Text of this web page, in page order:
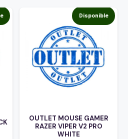
Disponible
OUTLET MOUSE GAMER
RAZER VIPER V2 PRO
WHITE